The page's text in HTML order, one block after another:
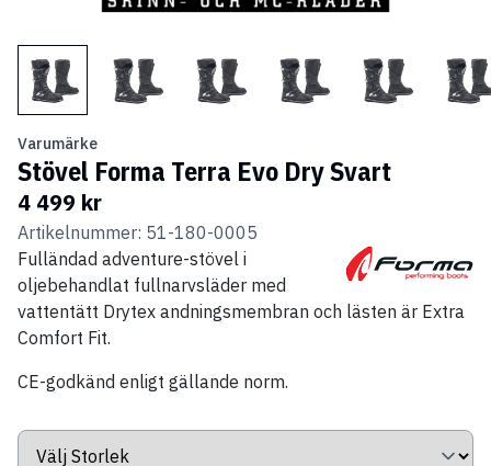
Varumärke
Stövel Forma Terra Evo Dry Svart
4 499 kr
Artikelnummer: 51-180-0005
Fulländad adventure-stövel i
oljebehandlat fullnarvsläder med
vattentätt Drytex andningsmembran och lästen är Extra
Comfort Fit.
CE-godkänd enligt gällande norm.